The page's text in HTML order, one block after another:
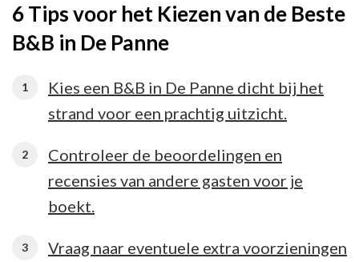
6 Tips voor het Kiezen van de Beste
B&B in De Panne
Kies een B&B in De Panne dicht bij het
strand voor een prachtig uitzicht.
Controleer de beoordelingen en
recensies van andere gasten voor je
boekt.
Vraag naar eventuele extra voorzieningen